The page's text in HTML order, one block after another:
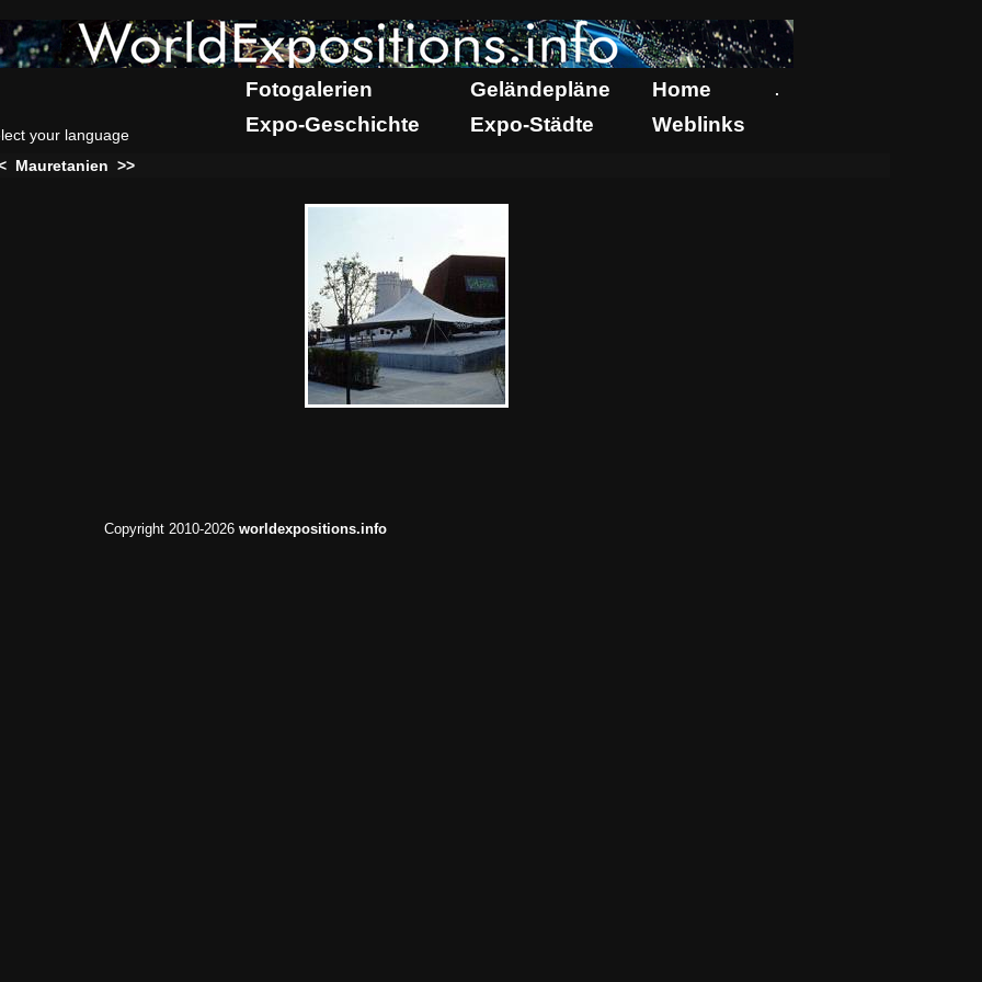
your language
Fotogalerien Geländepläne Home .
Expo-Geschichte Expo-Städte Weblinks
Mauretanien >>
Copyright 2010-2026 worldexpositions.info